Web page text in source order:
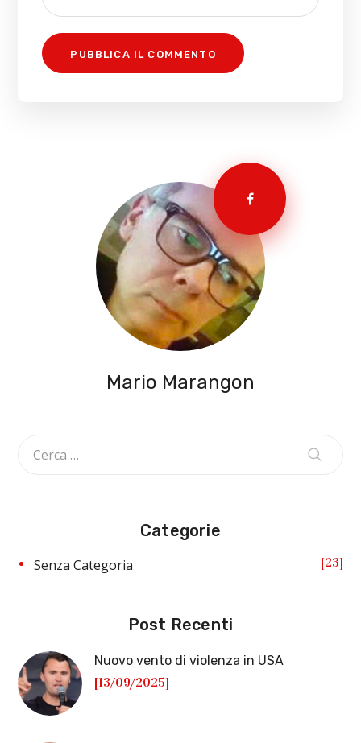
Mario Marangon
Categorie
Senza Categoria 23
Post Recenti
Nuovo vento di violenza in USA
[13/09/2025]